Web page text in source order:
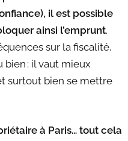
il est possible
ainsi l’emprunt.
sur la fiscalité,
bien : il vaut mieux
surtout bien se mettre
à Paris… tout cela